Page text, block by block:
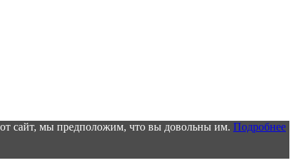
сайт, мы предположим, что вы довольны им. Подробнее